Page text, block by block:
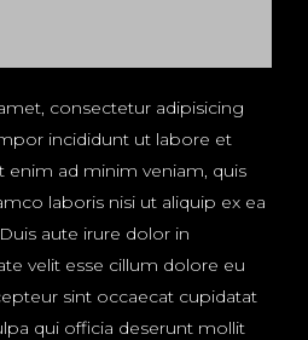
consectetur adipisicing
incididunt ut labore et
enim ad minim veniam, quis
laboris nisi ut aliquip ex ea
aute irure dolor in
velit esse cillum dolore eu
sint occaecat cupidatat
qui officia deserunt mollit